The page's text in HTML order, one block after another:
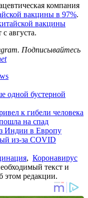
компания
вакцины в 97%.
вакцины
августа.
Подписывайтесь
одной бустерной
к гибели человека
на спад
Индии в Европу
из-за COVID
, Коронавирус
текст и
этом редакции.